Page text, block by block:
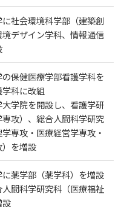
について
ルなど
策
社会環境科学部（建築創
デザイン学科、情報通信
保健医療学部看護学科を
科に改組
学院を開設し、看護学研
攻）、総合人間科学研究
専攻・医療経営学専攻・
を増設
薬学部（薬学科）を増設
間科学研究科（医療福祉
設